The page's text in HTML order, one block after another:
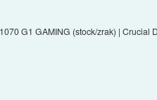
G1 GAMING (stock/zrak) |